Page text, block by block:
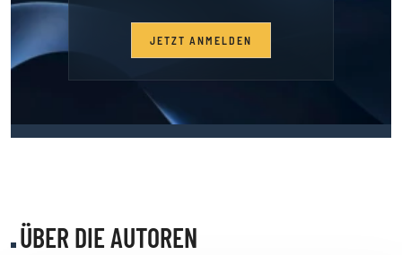
JETZT ANMELDEN
ÜBER DIE AUTOREN